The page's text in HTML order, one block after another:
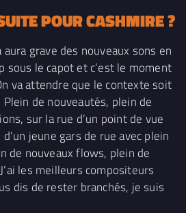
POUR CASHMIRE ?
grave des nouveaux sons en
sous le capot et c’est le moment
va attendre que le contexte soit
de nouveautés, plein de
sur la rue d’un point de vue
jeune gars de rue avec plein
de nouveaux flows, plein de
les meilleurs compositeurs
dis de rester branchés, je suis